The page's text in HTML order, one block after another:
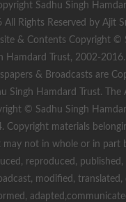
Sadhu Singh
All Rights Reserved by Ajit
& Contents Copyright ©
Hamdard Trust, 2002-
& Broadcasts are
Singh Hamdard Trust. The
© Sadhu Singh
Copyright materials
may not in whole or in part
reproduced, published,
modified, translated,